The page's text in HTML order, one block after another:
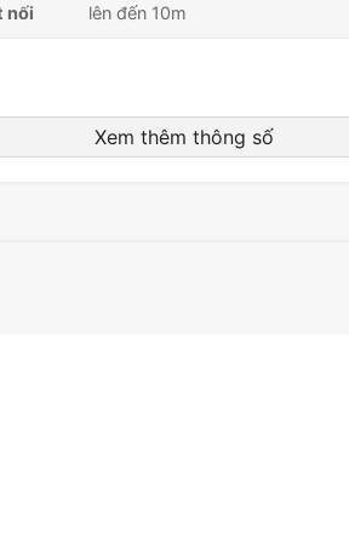
nối lên đến 10m
Xem thêm thông số